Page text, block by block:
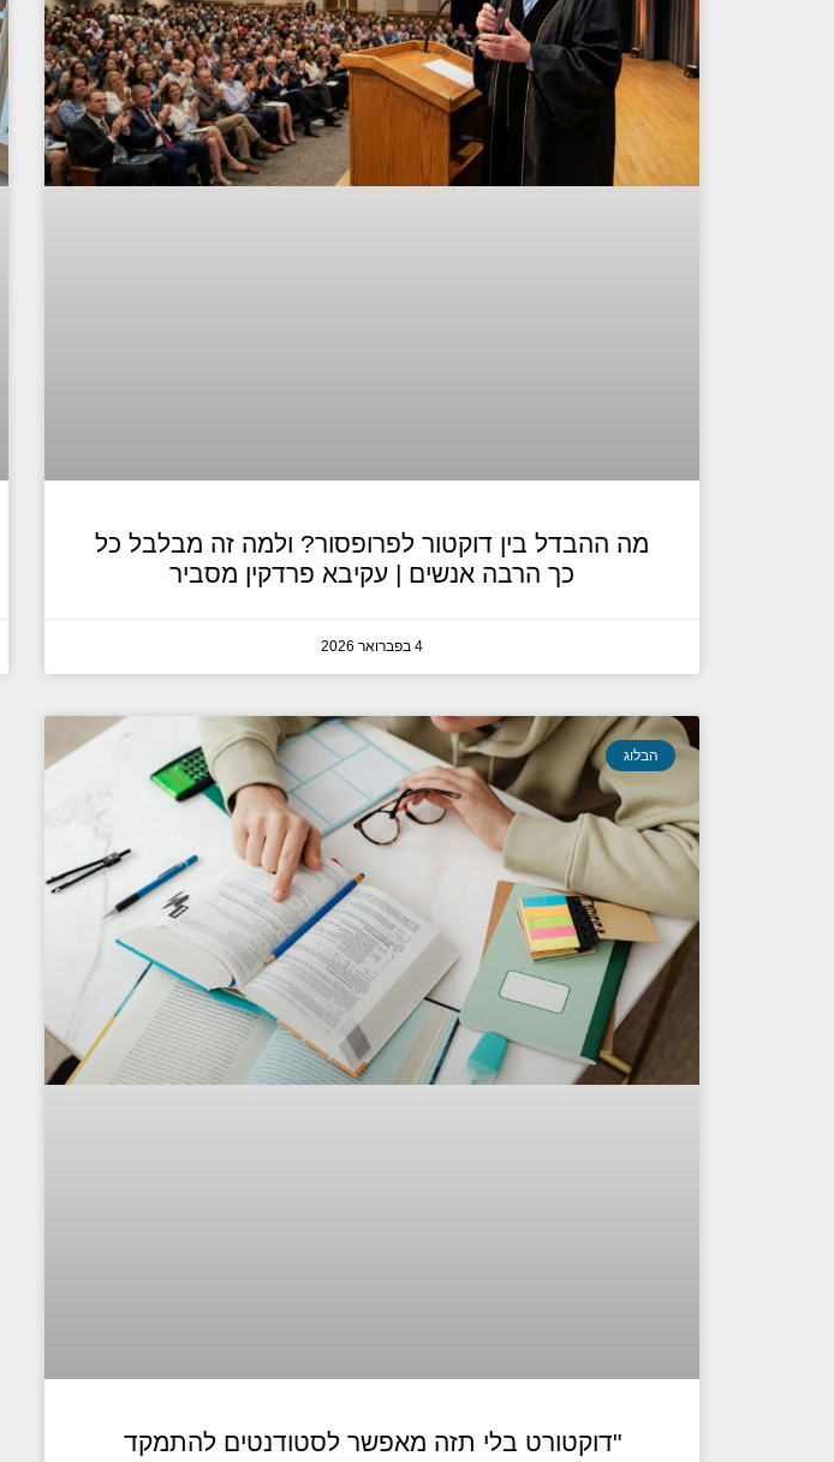
מה ההבדל בין דוקטור לפרופסור? ולמה זה מבלבל כל
כך הרבה אנשים | עקיבא פרדקין מסביר
4 בפברואר 2026
הבלוג
"דוקטורט בלי תזה מאפשר לסטודנטים להתמקד